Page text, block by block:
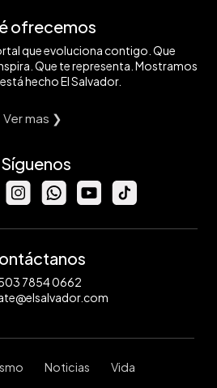
ofrecemos
que evoluciona contigo. Que
Que te representa. Mostramos
hecho El Salvador.
Ver mas ❯
Síguenos
7854 0662
Noticias Vida